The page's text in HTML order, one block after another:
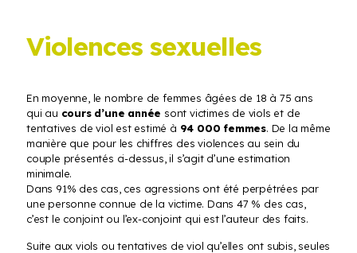
Violences sexuelles
En moyenne, le nombre de femmes âgées de 18 à 75 ans
qui au cours d’une année sont victimes de viols et de
tentatives de viol est estimé à 94 000 femmes. De la même
manière que pour les chiffres des violences au sein du
couple présentés ci-dessus, il s’agit d’une estimation
minimale.
Dans 91% des cas, ces agressions ont été perpétrées par
une personne connue de la victime. Dans 47 % des cas,
c’est le conjoint ou l’ex-conjoint qui est l’auteur des faits.
Suite aux viols ou tentatives de viol qu’elles ont subis, seules